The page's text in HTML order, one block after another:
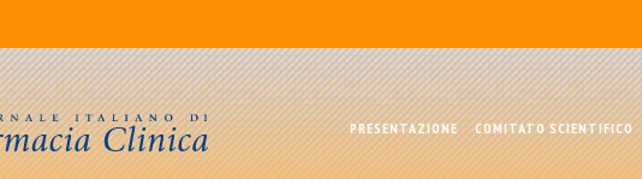
PRESENTAZIONE COMITATO SCIENTIFICO